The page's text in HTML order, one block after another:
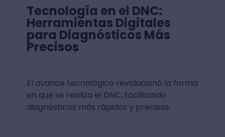
Tecnología en el DNC:
Herramientas Digitales
para Diagnósticos Más
Precisos
El avance tecnológico revolucionó la forma
en que se realiza el DNC, facilitando
diagnósticos más rápidos y precisos.